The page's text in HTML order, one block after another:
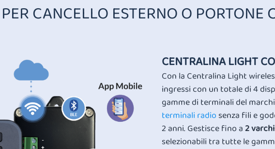
CANCELLO ESTERNO O
CENTRALINA LIGHT
Con la Centralina Light
ingressi con un totale di 4
gamme di terminali del
terminali radio senza fili e
2 anni. Gestisce fino a2 varchi
selezionabili tra tutte le